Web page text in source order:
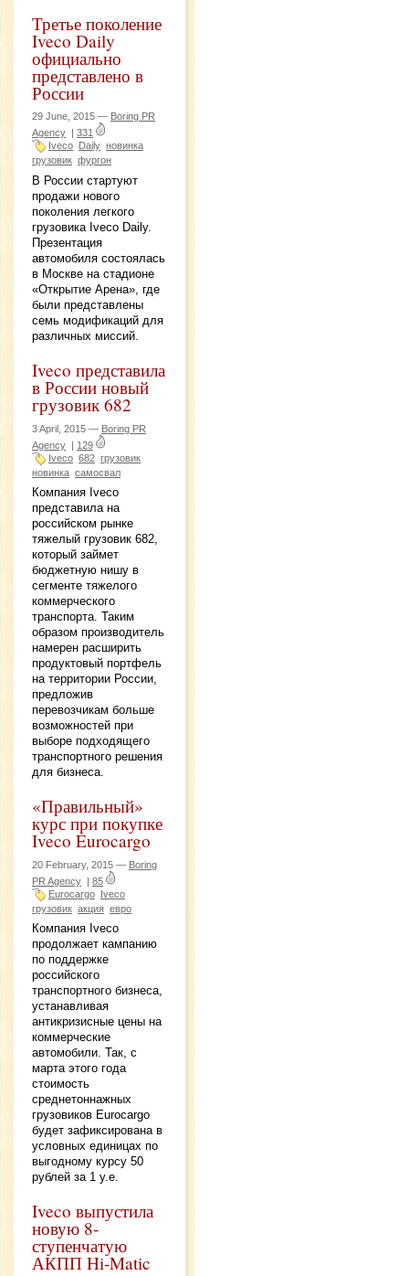
Третье поколение
Iveco Daily
официально
представлено в
России
29 June, 2015 — Boring PR
Agency
331
Iveco
Daily новинка
грузовик фургон
В России стартуют
продажи нового
поколения легкого
грузовика Iveco Daily.
Презентация
автомобиля состоялась
в Москве на стадионе
«Открытие Арена», где
были представлены
семь модификаций для
различных миссий.
Iveco представила
в России новый
грузовик 682
3 April, 2015 — Boring PR
Agency | 129
Iveco 682 грузовик
новинка самосвал
Компания Iveco
представила на
российском рынке
тяжелый грузовик 682,
который займет
бюджетную нишу в
сегменте тяжелого
коммерческого
транспорта. Таким
образом производитель
намерен расширить
продуктовый портфель
на территории России,
предложив
перевозчикам больше
возможностей при
выборе подходящего
транспортного решения
для бизнеса.
«Правильный»
курс при покупке
Iveco Eurocargo
20 February, 2015 — Boring
PR Agency | 85
Eurocargo Iveco
грузовик акция евро
Компания Iveco
продолжает кампанию
по поддержке
российского
транспортного бизнеса,
устанавливая
антикризисные цены на
коммерческие
автомобили. Так, с
марта этого года
стоимость
среднетоннажных
грузовиков Eurocargo
будет зафиксирована в
условных единицах по
выгодному курсу 50
рублей за 1 у.е.
Iveco выпустила
новую 8-
ступенчатую
АКПП Hi-Matic